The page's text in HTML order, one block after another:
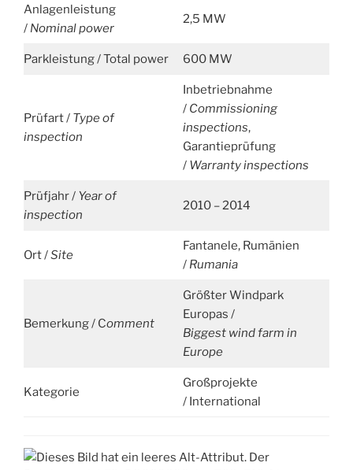
Anlagenleistung
/ Nominal power
2,5 MW
Parkleistung / Total power 600 MW
Prüfart / Type of
inspection
Inbetriebnahme
/ Commissioning
inspections,
Garantieprüfung
/ Warranty inspections
Prüfjahr / Year of
inspection
2010 – 2014
Ort /Site
Fantanele, Rumänien
/Rumania
Bemerkung / Comment
Größter Windpark
Europas /
Biggest wind farm in
Europe
Kategorie
Großprojekte
/ International